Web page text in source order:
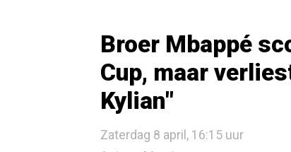
Broer Mbappé
Cup, maar
Kylian"
Zaterdag 8 april, 16:15 uur